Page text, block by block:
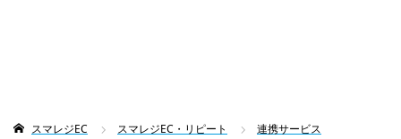
スマレジEC スマレジEC・リピート
連携サービス